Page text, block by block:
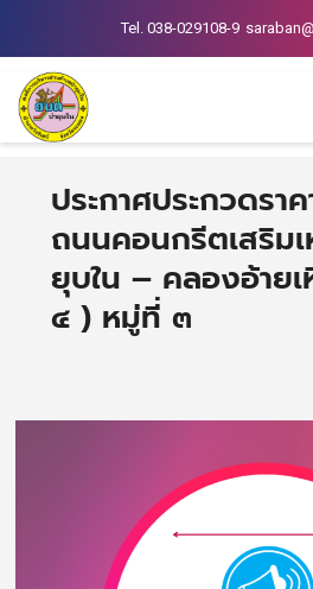
Tel. 038-029108-9
ประกาศประกวดรา
ถนนคอนกรีตเสริม
ยุบใน – คลองอ้าย
๔ ) หมู่ที่ ๓